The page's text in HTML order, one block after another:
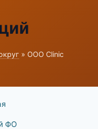
» ООО Clinic
ФО